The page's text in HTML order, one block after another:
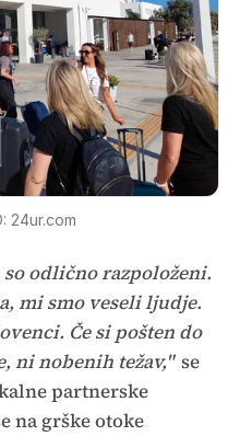
24ur.com
odlično razpoloženi.
mi smo veseli ljudje.
Če si pošten do
ni nobenih težav," se
partnerske
na grške otoke